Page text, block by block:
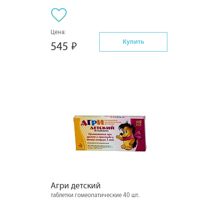
Цена:
545 Купить
Агри детский
таблетки гомеопатические 40 шт.